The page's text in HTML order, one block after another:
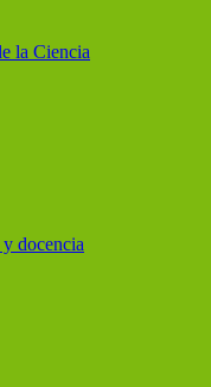
la Ciencia
docencia